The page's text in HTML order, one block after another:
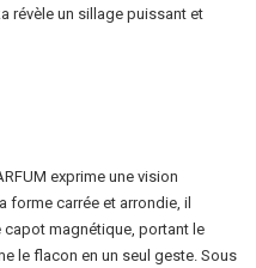
révèle un sillage puissant et
exprime une vision
forme carrée et arrondie, il
capot magnétique, portant le
le flacon en un seul geste. Sous